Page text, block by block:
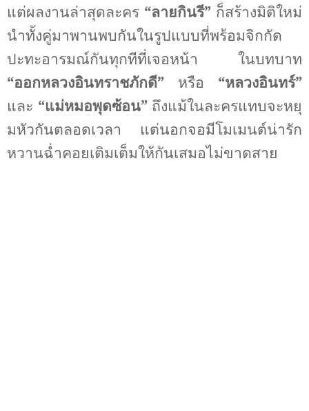
แต่ผลงานล่าสุดละคร “ลายกินรี” ก็สร้างมิติใหม่
นำทั้งคู่มาพานพบกันในรูปแบบที่พร้อมจิกกัด
ปะทะอารมณ์กันทุกทีที่เจอหน้า ในบทบาท
“ออกหลวงอินทราชภักดี” หรือ “หลวงอินทร์”
และ “แม่หมอพุดซ้อน”ถึงแม้ในละครแทบจะหยุ
มหัวกันตลอดเวลา แต่นอกจอมีโมเมนต์น่ารัก
หวานฉ่ำคอยเติมเต็มให้กันเสมอไม่ขาดสาย